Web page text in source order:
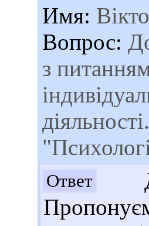
Имя:
Вопрос:
з
Ответ